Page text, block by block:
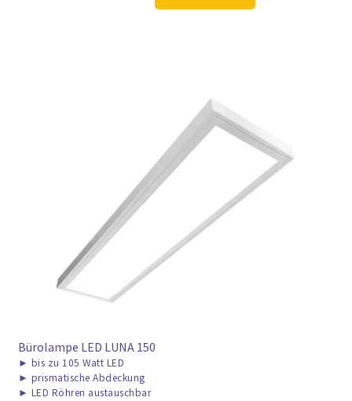
19,98 €
14,97 €.
Bürolampe LED LUNA 150
► bis zu 105 Watt LED
► prismatische Abdeckung
► LED Röhren austauschbar